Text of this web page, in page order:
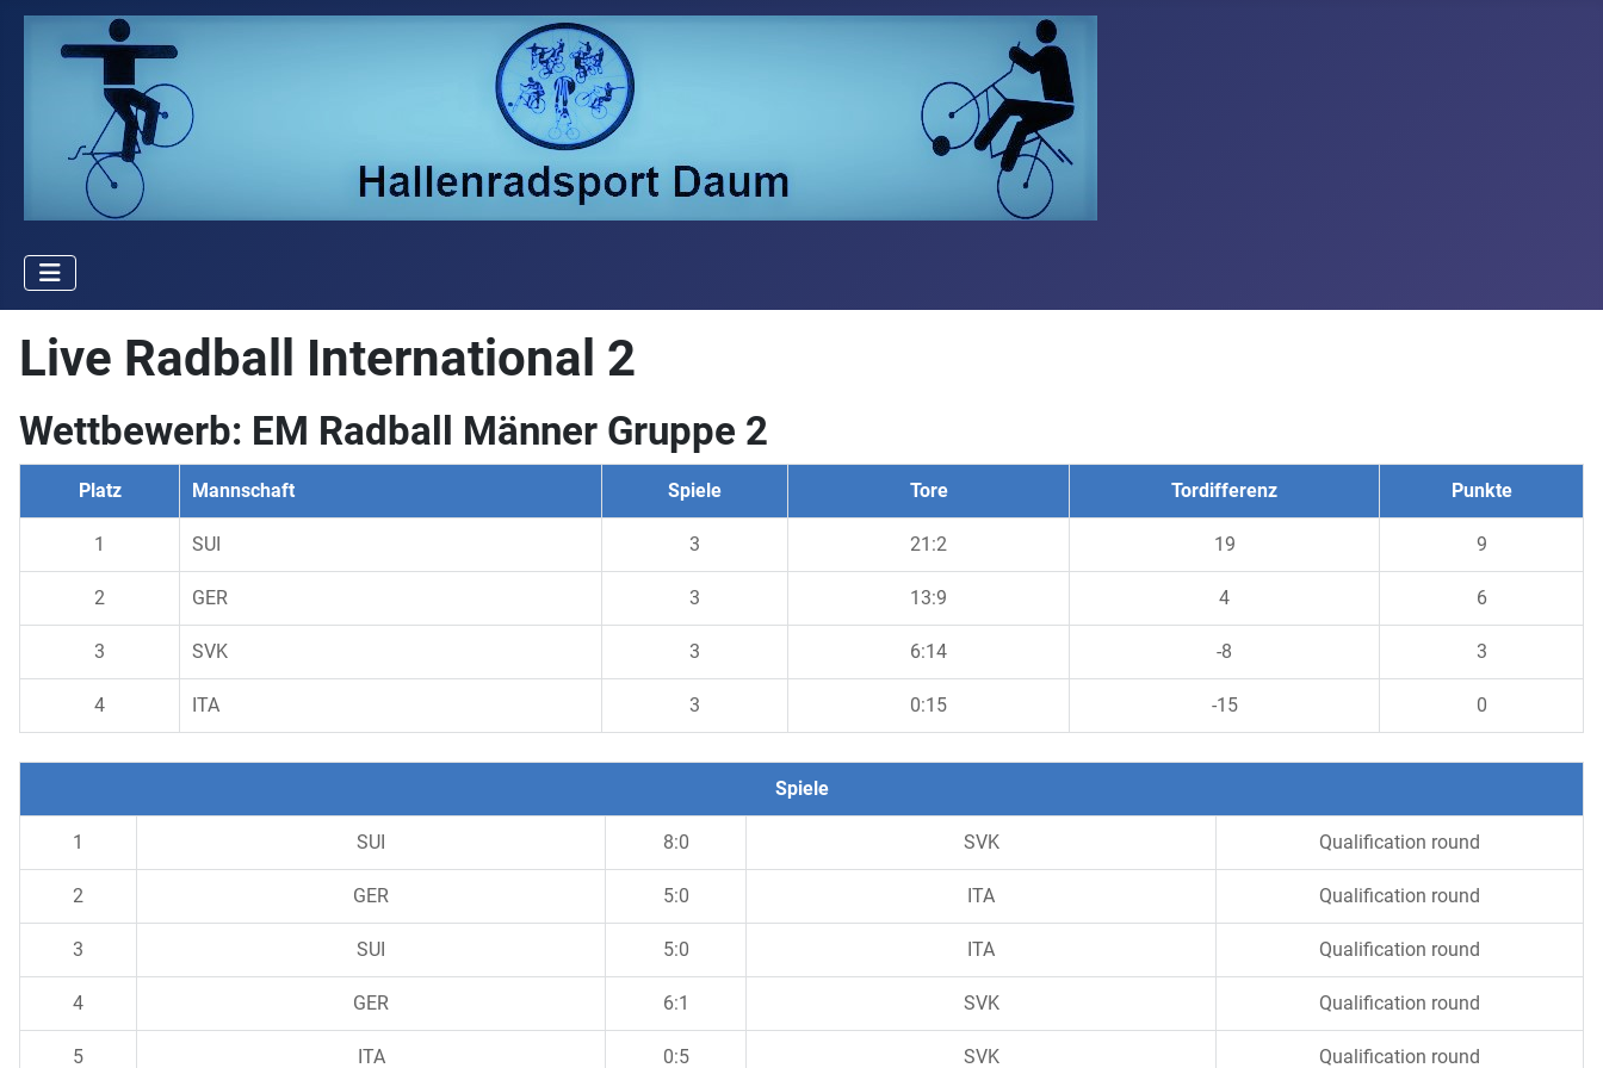
Live Radball International 2
Wettbewerb: EM Radball Männer Gruppe 2
Platz Mannschaft Spiele Tore Tordifferenz Punkte
1 SUI 3 21:2 19 9
2 GER 3 13:9 4 6
3 SVK 3 6:14 -8 3
4 ITA 3 0:15 -15 0
Spiele
1 SUI 8:0 SVK Qualification round
2 GER 5:0 ITA Qualification round
3 SUI 5:0 ITA Qualification round
4 GER 6:1 SVK Qualification round
5 ITA 0:5 SVK Qualification round